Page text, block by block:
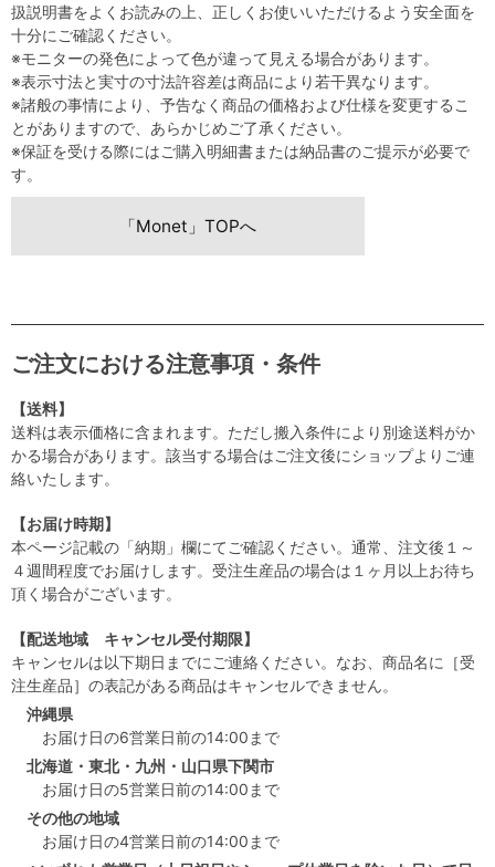
扱説明書をよくお読みの上、正しくお使いいただけるよう安全面を
十分にご確認ください。
※モニターの発色によって色が違って見える場合があります。
※表示寸法と実寸の寸法許容差は商品により若干異なります。
※諸般の事情により、予告なく商品の価格および仕様を変更するこ
とがありますので、あらかじめご了承ください。
※保証を受ける際にはご購入明細書または納品書のご提示が必要で
す。
「Monet」TOPへ
ご注文における注意事項・条件
【送料】
送料は表示価格に含まれます。ただし搬入条件により別途送料がか
かる場合があります。該当する場合はご注文後にショップよりご連
絡いたします。
【お届け時期】
本ページ記載の「納期」欄にてご確認ください。通常、注文後１～
４週間程度でお届けします。受注生産品の場合は１ヶ月以上お待ち
頂く場合がございます。
【配送地域 キャンセル受付期限】
キャンセルは以下期日までにご連絡ください。なお、商品名に［受
注生産品］の表記がある商品はキャンセルできません。
沖縄県
お届け日の6営業日前の14:00まで
北海道・東北・九州・山口県下関市
お届け日の5営業日前の14:00まで
その他の地域
お届け日の4営業日前の14:00まで